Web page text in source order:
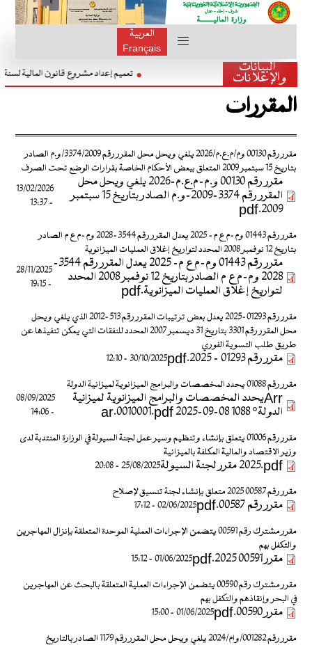
العربية
Français
البيانات
والإعلانات تعميم إعداد مشروع قانون المالية
المقررات
مقرر رقم 00130 وم/م.ع.م/2026 يلغي ويحل محل المقرر رقم 3374/2009/و.م الصادر
بتاريخ 15 سبتمبر 2009 المتعلق ببعض الأحكام الخاصة بقرارات الوضع تحت الصرف
مقرر رقم 00130 و.م-م.ع.م-2026 يلغي ويحل محل
المقرر رقم 3374-2009-و.م الصادر بتاريخ 15 سبتمبر
2009.pdf
13/02/2026
- 13:37
مقرر رقم 01443 وم-م ع م- 2025 يعدل المقرر رقم 3544-2028 وم-م ع م الصادر
بتاريخ 12 نوفمبر 2008 المحدد لتواريخ إغلاق العمليات الميزانوية
مقرر رقم 01443 وم-م ع م- 2025 يعدل المقرر رقم 3544-
2028 وم-م ع م الصادر بتاريخ 12 نوفمبر 2008 المحدد
لتواريخ إغلاق العمليات الميزانوية.pdf
28/11/2025
- 19:15
مقرر رقم 01293-2025 يعدل بعض ترتيبات المقرر رقم 513-2012 الذي يلغي ويحل
محل المقرر رقم 3301 بتاريخ 31 ديسمبر 2007 المحدد للنفقات التي يمكن تنفيذها عن
طريق طلب التسوية الفوري
مقرر رقم 01293 - 2025.pdf 30/10/2025 - 12:10
مقرر رقم 01088 يحدد المخصصات والبرامج الميزانوية لميزانية الدولة
Arrيحدد المخصصات والبرامج الميزانوية لميزانية
الدولة° 1088 08-09-2025 ar.0010001.pdf
08/09/2025
- 14:06
مقرر رقم 01006 يتعلق بإنشاء وتنظيم وسير عمل لجنة السيولة في الوزارة المنتدبة لدى
وزير الاقتصاد والمالية المكلفة بالميزانية
‎⁨مقرر لجنة السيولة⁩ 2025.pdf 25/08/2025 - 20:08
مقرر رقم 00587 2025 متعلق بإنشاء لجنة تنسيق لإصلاح
مقرر رقم 00587.pdf 02/06/2025 - 17:12
مقرر مشترك رقم 00591 يتضمن الإجراءات العملية الموحدة المتعلقة بإنزال المهاجرين
والتكفل بهم
مقرر 00591 2025.pdf 01/06/2025 - 15:12
مقرر مشترك رقم 00590 يتضمن الإجراءات العملية المتعلقة بالبحث عن المهاجرين
في البحر وإنقاذهم والتكفل بهم
مقرر 00590.pdf 01/06/2025 - 15:00
مقرر رقم 001282/وام/2024 يلغي ويحل محل المقرر رقم 1179 الصادر بالتاريخ